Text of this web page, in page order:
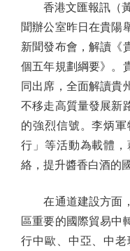
香港文匯報訊（黃
聞辦公室昨日在貴陽
新聞發布會，解讀《
個五年規劃綱要》。
同出席，全面解讀貴
不移走高質量發展新
的強烈信號。李炳
行」等活動為載體
絡，提升醬香白酒的
在通道建設方面，
區重要的國際貿易中
行中歐、中亞、中